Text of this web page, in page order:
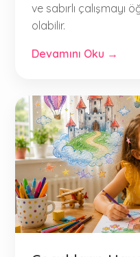
ve sabırlı çalışmayı
olabilir.
Devamını Oku →